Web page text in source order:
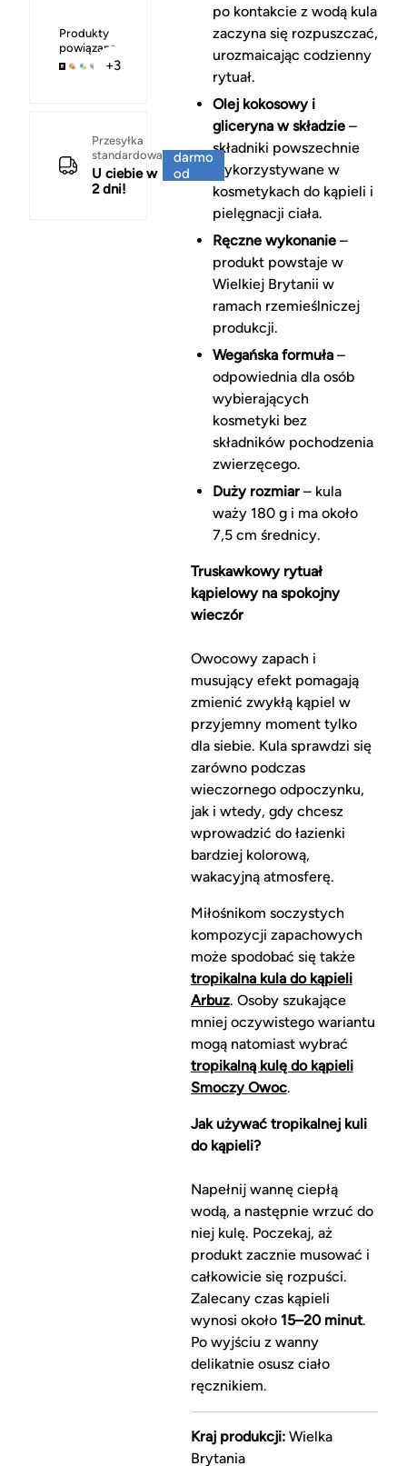
Produkty
powiązane
+3
Przesyłka
standardowa
U ciebie w
2 dni!
darmo
od
po kontakcie z wodą kula
zaczyna się rozpuszczać,
urozmaicając codzienny
rytuał.
Olej kokosowy i
gliceryna w składzie–
składniki powszechnie
wykorzystywane w
kosmetykach do kąpieli i
pielęgnacji ciała.
Ręczne wykonanie–
produkt powstaje w
Wielkiej Brytanii w
ramach rzemieślniczej
produkcji.
Wegańska formuła–
odpowiednia dla osób
wybierających
kosmetyki bez
składników pochodzenia
zwierzęcego.
Duży rozmiar– kula
waży 180 g i ma około
7,5 cm średnicy.
Truskawkowy rytuał
kąpielowy na spokojny
wieczór
Owocowy zapach i
musujący efekt pomagają
zmienić zwykłą kąpiel w
przyjemny moment tylko
dla siebie. Kula sprawdzi się
zarówno podczas
wieczornego odpoczynku,
jak i wtedy, gdy chcesz
wprowadzić do łazienki
bardziej kolorową,
wakacyjną atmosferę.
Miłośnikom soczystych
kompozycji zapachowych
może spodobać się także
tropikalna kula do kąpieli
Arbuz. Osoby szukające
mniej oczywistego wariantu
mogą natomiast wybrać
tropikalną kulę do kąpieli
Smoczy Owoc.
Jak używać tropikalnej kuli
do kąpieli?
Napełnij wannę ciepłą
wodą, a następnie wrzuć do
niej kulę. Poczekaj, aż
produkt zacznie musować i
całkowicie się rozpuści.
Zalecany czas kąpieli
wynosi około 15–20 minut.
Po wyjściu z wanny
delikatnie osusz ciało
ręcznikiem.
Kraj produkcji:Wielka
Brytania